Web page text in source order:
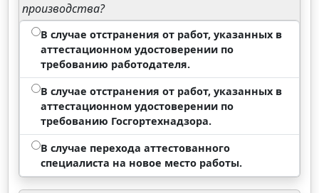
производства?
В случае отстранения от работ, указанных в
аттестационном удостоверении по
требованию работодателя.
В случае отстранения от работ, указанных в
аттестационном удостоверении по
требованию Госгортехнадзора.
В случае перехода аттестованного
специалиста на новое место работы.